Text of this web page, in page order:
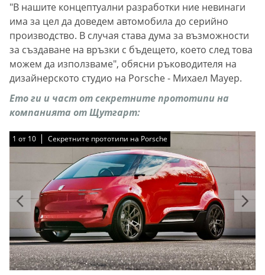
"В нашите концептуални разработки ние невинаги
има за цел да доведем автомобила до серийно
производство. В случая става дума за възможности
за създаване на връзки с бъдещето, което след това
можем да използваме", обясни ръководителя на
дизайнерското студио на Porsche - Михаел Мауер.
Ето ги и част от секретните прототипи на
компанията от Щутгарт:
1 от 10 Секретните прототипи на Porsche
1 от 10 Секретните прототипи на Porsche
1 от 10 Секретните прототипи на Porsche
1 от 10 Секретните прототипи на Porsche
1 от 10 Секретните прототипи на Porsche
1 от 10 Секретните прототипи на Porsche
1 от 10 Секретните прототипи на Porsche
1 от 10 Секретните прототипи на Porsche
1 от 10 Секретните прототипи на Porsche
1 от 10 Секретните прототипи на Porsche